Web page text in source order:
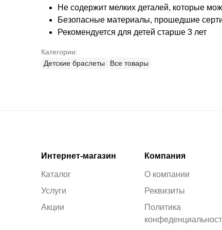
Не содержит мелких деталей, которые
Безопасные материалы, прошедшие
Рекомендуется для детей старше 3 лет
Категории:
Детские браслеты
Все товары
Интернет-магазин
Каталог
Услуги
Акции
Компания
О компании
Реквизиты
Политика